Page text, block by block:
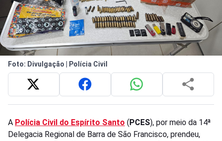
Foto: Divulgação | Polícia Civil
A Polícia Civil do Espírito Santo (PCES), por meio da 14ª
Delegacia Regional de Barra de São Francisco, prendeu,